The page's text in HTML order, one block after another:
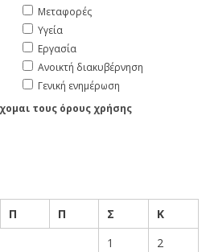
Μεταφορές
Υγεία
Εργασία
Ανοικτή διακυβέρνηση
Γενική ενημέρωση
τους όρους χρήσης
Π Π Σ
Κ
1
2